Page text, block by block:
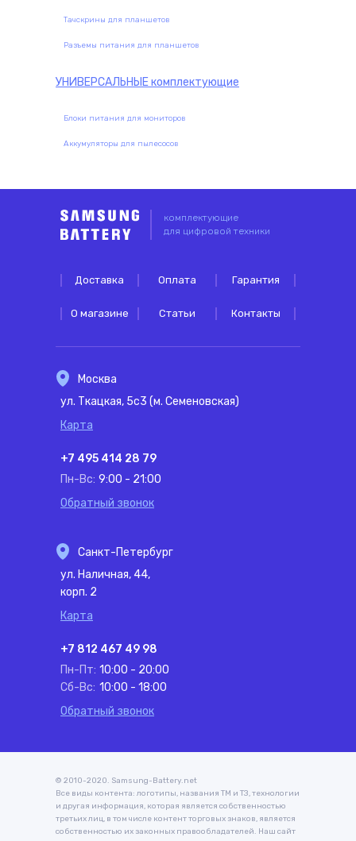
Тачскрины для планшетов
Разъемы питания для планшетов
УНИВЕРСАЛЬНЫЕкомплектующие
Блоки питания для мониторов
Аккумуляторы для пылесосов
комплектующие
для цифровой техники
Доставка Оплата Гарантия
О магазине Статьи Контакты
Москва
ул. Ткацкая, 5с3 (м. Семеновская)
Карта
+7 495 414 28 79
Пн-Вс: 9:00 - 21:00
Обратный звонок
Санкт-Петербург
ул. Наличная, 44,
корп. 2
Карта
+7 812 467 49 98
Пн-Пт: 10:00 - 20:00
Сб-Вс: 10:00 - 18:00
Обратный звонок
© 2010-2020. Samsung-Battery.net
Все виды контента: логотипы, названия ТМ и ТЗ, технологии
и другая информация, которая является собственностью
третьих лиц, в том числе контент торговых знаков, является
собственностью их законных правообладателей. Наш сайт